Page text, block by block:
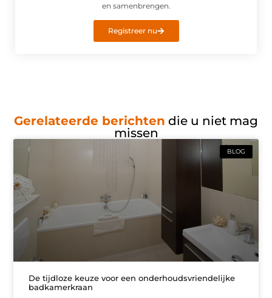
en samenbrengen.
Registreer nu
Gerelateerde berichten die u niet mag
missen
BLOG
De tijdloze keuze voor een onderhoudsvriendelijke
badkamerkraan